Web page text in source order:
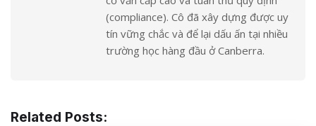
(compliance). Cô đã xây dựng được uy
tín vững chắc và để lại dấu ấn tại nhiều
trường học hàng đầu ở Canberra.
Related Posts: